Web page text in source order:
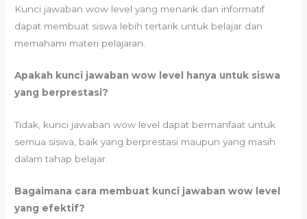
Kunci jawaban wow level yang menarik dan informatif
dapat membuat siswa lebih tertarik untuk belajar dan
memahami materi pelajaran.
Apakah kunci jawaban wow level hanya untuk siswa
yang berprestasi?
Tidak, kunci jawaban wow level dapat bermanfaat untuk
semua siswa, baik yang berprestasi maupun yang masih
dalam tahap belajar.
Bagaimana cara membuat kunci jawaban wow level
yang efektif?